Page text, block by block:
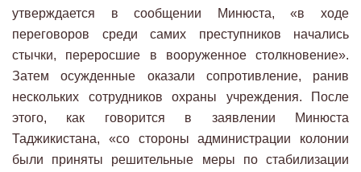
утверждается в сообщении Минюста, «в ходе
переговоров среди самих преступников начались
стычки, переросшие в вооруженное столкновение».
Затем осужденные оказали сопротивление, ранив
нескольких сотрудников охраны учреждения. После
этого, как говорится в заявлении Минюста
Таджикистана, «cо стороны администрации колонии
были приняты решительные меры по стабилизации